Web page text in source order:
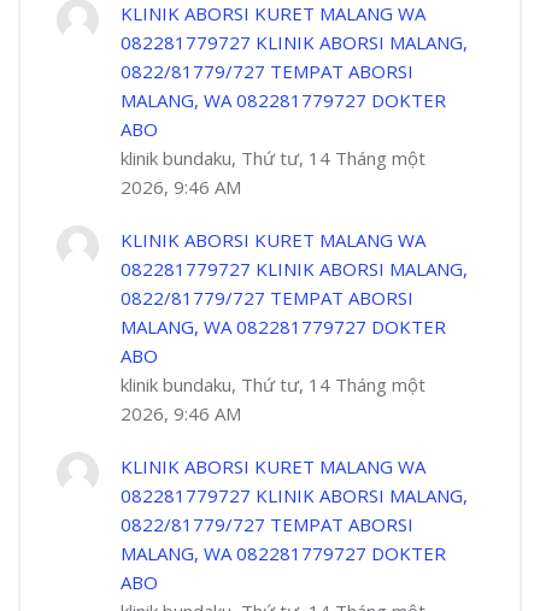
KLINIK ABORSI KURET MALANG WA
082281779727 KLINIK ABORSI MALANG,
0822/81779/727 TEMPAT ABORSI
MALANG, WA 082281779727 DOKTER
ABO
klinik bundaku, Thứ tư, 14 Tháng một
2026, 9:46 AM
KLINIK ABORSI KURET MALANG WA
082281779727 KLINIK ABORSI MALANG,
0822/81779/727 TEMPAT ABORSI
MALANG, WA 082281779727 DOKTER
ABO
klinik bundaku, Thứ tư, 14 Tháng một
2026, 9:46 AM
KLINIK ABORSI KURET MALANG WA
082281779727 KLINIK ABORSI MALANG,
0822/81779/727 TEMPAT ABORSI
MALANG, WA 082281779727 DOKTER
ABO